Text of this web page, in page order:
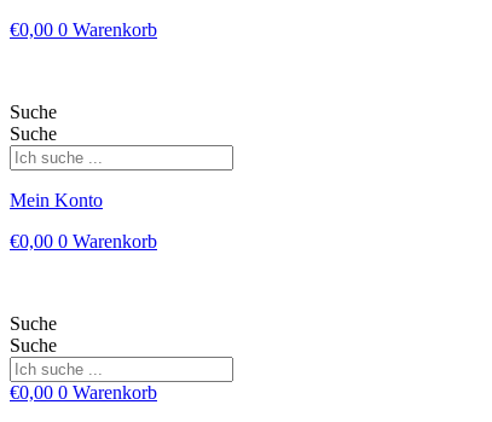
€0,00 0 Warenkorb
Suche
Suche
Mein Konto
€0,00 0 Warenkorb
Suche
Suche
€0,00 0 Warenkorb